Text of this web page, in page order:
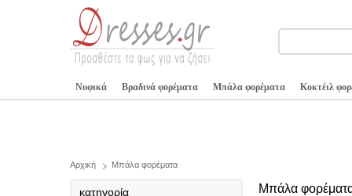
Νυφικά Βραδινά φορέματα Μπάλα φορέματα Κοκτέιλ
Αρχική Μπάλα φορέματα
κατηγορία Μπάλα